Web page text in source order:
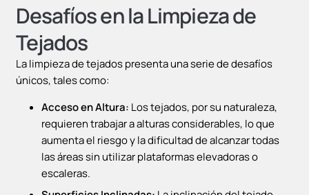
Desafíos en la Limpieza de
Tejados
La limpieza de tejados presenta una serie de desafíos
únicos, tales como:
Acceso en Altura: Los tejados, por su naturaleza,
requieren trabajar a alturas considerables, lo que
aumenta el riesgo y la dificultad de alcanzar todas
las áreas sin utilizar plataformas elevadoras o
escaleras.